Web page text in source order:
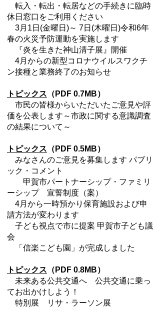
転入・転出・転居などの手続きに臨時
休日窓口をご利用ください
3月1日(金曜日)～ 7日(木曜日)令和6年
春の火災予防運動を実施します
『炎を生きた神山清子展』開催
4月からの新型コロナウイルスワクチ
ン接種と業務終了のお知らせ
トピックス （PDF 0.7MB）
市民の皆様からいただいたご意見や評
価を公表します～市政に関する意識調査
の結果について～
トピックス （PDF 0.5MB）
みなさんのご意見を募集します パブリ
ック・コメント
甲賀市パートナーシップ・ファミリ
ーシップ 宣誓制度（案）
4月から一時預かり保育施設および申
請方法が変わります
子ども視点で市に提案 甲賀市子ども議
会
「信楽こども園」が完成しました
トピックス （PDF 0.8MB）
未来ある公共交通へ 公共交通に乗っ
てお出かけしよう！
特別展 リサ・ラーソン展